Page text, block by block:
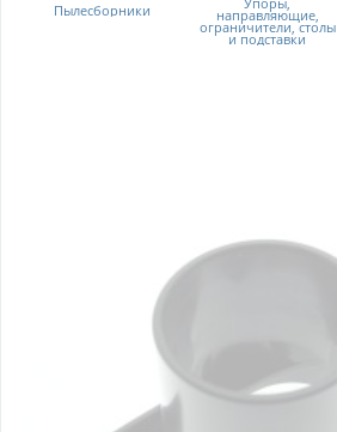
Пылесборники направляющие,
ограничители, столы
и подставки